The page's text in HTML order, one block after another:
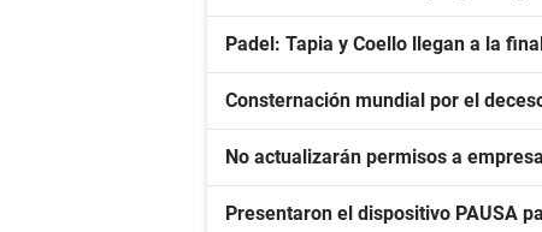
Padel: Tapia y Coello llegan a la
Consternación mundial por el
No actualizarán permisos a
Presentaron el dispositivo PAUSA